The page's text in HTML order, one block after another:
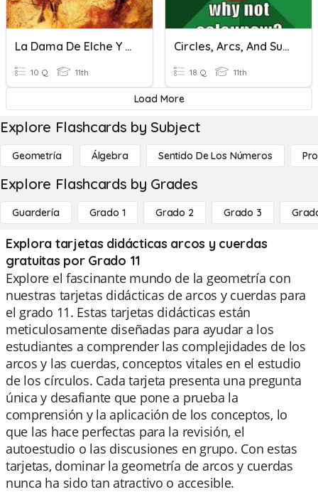
La Dama De Elche Y Las Cuevas De Altamira
10 Q 11th
Circles, Arcs, And Such.
18 Q 11th
Load More
Explore Flashcards by Subject
Geometría Álgebra Sentido De Los Números
Explore Flashcards by Grades
Guardería Grado 1 Grado 2 Grado 3
Explora tarjetas didácticas arcos y cuerdas
gratuitas por Grado 11
Explore el fascinante mundo de la geometría con
nuestras tarjetas didácticas de arcos y cuerdas para
el grado 11. Estas tarjetas didácticas están
meticulosamente diseñadas para ayudar a los
estudiantes a comprender las complejidades de los
arcos y las cuerdas, conceptos vitales en el estudio
de los círculos. Cada tarjeta presenta una pregunta
única y desafiante que pone a prueba la
comprensión y la aplicación de los conceptos, lo
que las hace perfectas para la revisión, el
autoestudio o las discusiones en grupo. Con estas
tarjetas, dominar la geometría de arcos y cuerdas
nunca ha sido tan atractivo o accesible.